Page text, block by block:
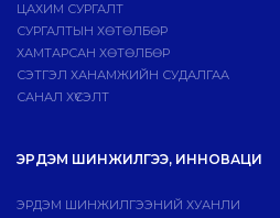
ЦАХИМ СУРГАЛТ
СУРГАЛТЫН ХӨТӨЛБӨР
ХАМТАРСАН ХӨТӨЛБӨР
СЭТГЭЛ ХАНАМЖИЙН СУДАЛГАА
САНАЛ ХҮСЭЛТ
ЭРДЭМ ШИНЖИЛГЭЭ, ИННОВАЦИ
ЭРДЭМ ШИНЖИЛГЭЭНИЙ ХУАНЛИ